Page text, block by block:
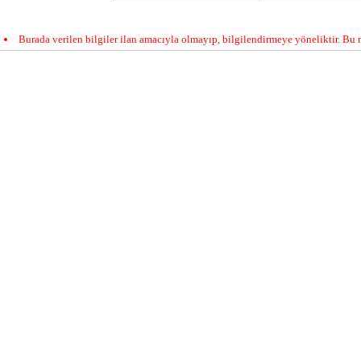
Burada verilen bilgiler ilan amacıyla olmayıp, bilgilendirmeye yöneliktir. Bu